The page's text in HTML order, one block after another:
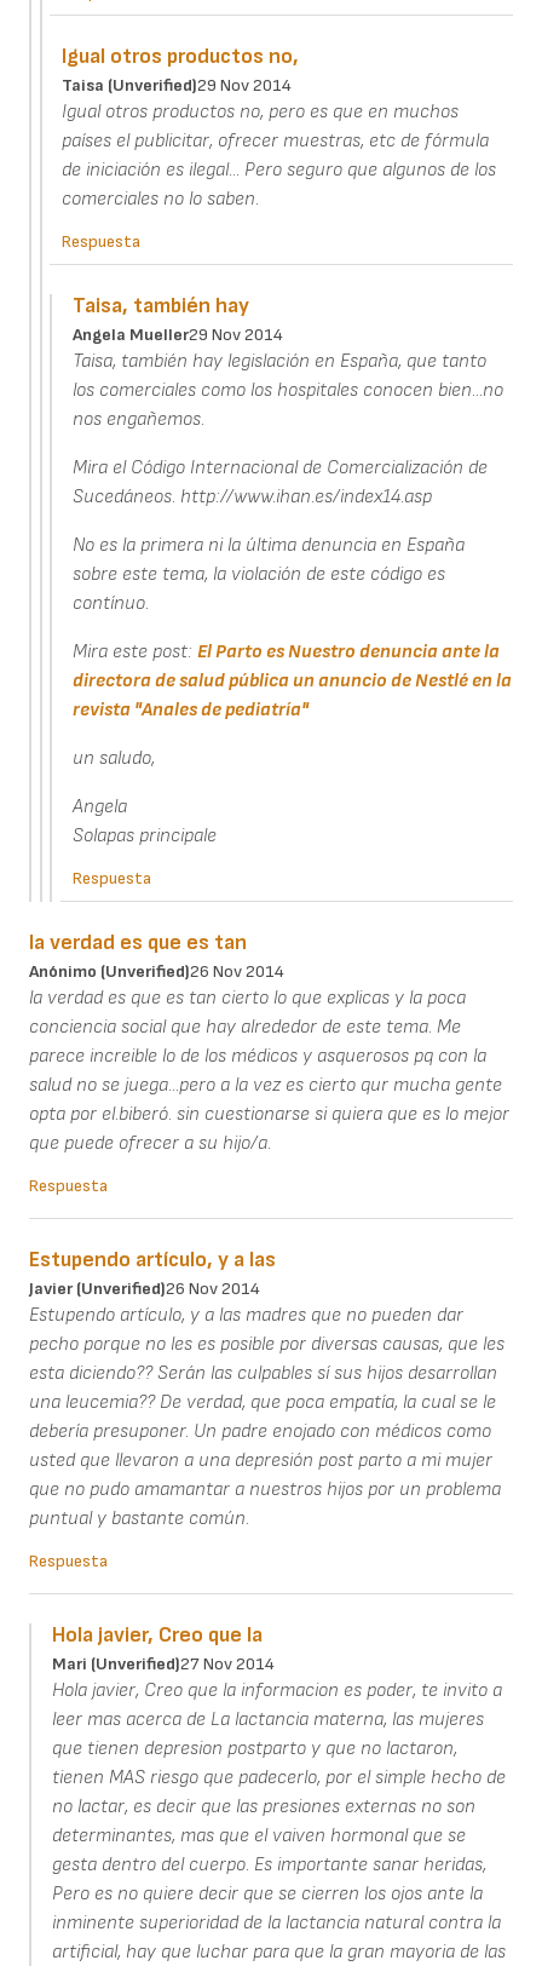
Igual otros productos no,
Taisa (unverified)29 Nov 2014
Igual otros productos no, pero es que en muchos
países el publicitar, ofrecer muestras, etc de fórmula
de iniciación es ilegal... Pero seguro que algunos de los
comerciales no lo saben.
Respuesta
Taisa, también hay
Angela Mueller29 Nov 2014
Taisa, también hay legislación en España, que tanto
los comerciales como los hospitales conocen bien...no
nos engañemos.
Mira el Código Internacional de Comercialización de
Sucedáneos. http://www.ihan.es/index14.asp
No es la primera ni la última denuncia en España
sobre este tema, la violación de este código es
contínuo.
Mira este post:El Parto es Nuestro denuncia ante la
directora de salud pública un anuncio de Nestlé en la
revista "Anales de pediatría"
un saludo,
Angela
Solapas principale
Respuesta
la verdad es que es tan
Anónimo (unverified)26 Nov 2014
la verdad es que es tan cierto lo que explicas y la poca
conciencia social que hay alrededor de este tema. Me
parece increible lo de los médicos y asquerosos pq con la
salud no se juega...pero a la vez es cierto qur mucha gente
opta por el.biberó. sin cuestionarse si quiera que es lo mejor
que puede ofrecer a su hijo/a.
Respuesta
Estupendo artículo, y a las
Javier (unverified)26 Nov 2014
Estupendo artículo, y a las madres que no pueden dar
pecho porque no les es posible por diversas causas, que les
esta diciendo?? Serán las culpables sí sus hijos desarrollan
una leucemia?? De verdad, que poca empatía, la cual se le
debería presuponer. Un padre enojado con médicos como
usted que llevaron a una depresión post parto a mi mujer
que no pudo amamantar a nuestros hijos por un problema
puntual y bastante común.
Respuesta
Hola javier, Creo que la
Mari (unverified)27 Nov 2014
Hola javier, Creo que la informacion es poder, te invito a
leer mas acerca de La lactancia materna, las mujeres
que tienen depresion postparto y que no lactaron,
tienen MAS riesgo que padecerlo, por el simple hecho de
no lactar, es decir que las presiones externas no son
determinantes, mas que el vaiven hormonal que se
gesta dentro del cuerpo. Es importante sanar heridas,
Pero es no quiere decir que se cierren los ojos ante la
inminente superioridad de la lactancia natural contra la
artificial, hay que luchar para que la gran mayoria de las